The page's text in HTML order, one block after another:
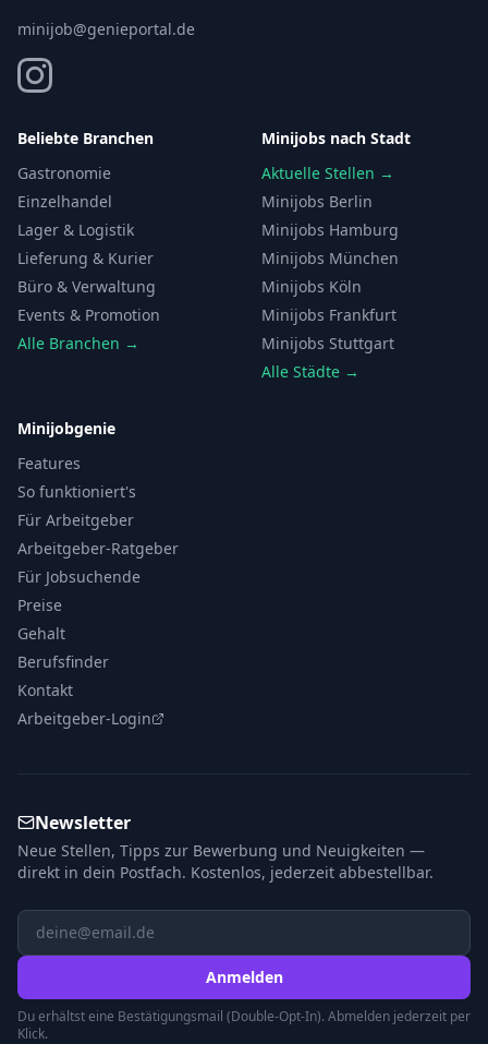
minijob@genieportal.de
Beliebte Branchen
Gastronomie
Einzelhandel
Lager & Logistik
Lieferung & Kurier
Büro & Verwaltung
Events & Promotion
Alle Branchen →
Minijobs nach Stadt
Aktuelle Stellen →
Minijobs Berlin
Minijobs Hamburg
Minijobs München
Minijobs Köln
Minijobs Frankfurt
Minijobs Stuttgart
Alle Städte →
Minijobgenie
Features
So funktioniert's
Für Arbeitgeber
Arbeitgeber-Ratgeber
Für Jobsuchende
Preise
Gehalt
Berufsfinder
Kontakt
Arbeitgeber-Login
Newsletter
Neue Stellen, Tipps zur Bewerbung und Neuigkeiten —
direkt in dein Postfach. Kostenlos, jederzeit abbestellbar.
Anmelden
Du erhältst eine Bestätigungsmail (Double-Opt-In). Abmelden jederzeit per
Klick.